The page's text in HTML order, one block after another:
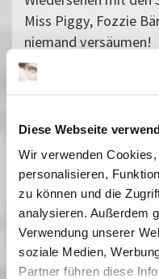
Diese Webseite
Wir verwenden
personalisieren,
zu können und die
analysieren. Außerdem
Verwendung unserer
soziale Medien,
Partner führen diese
Miss Piggy, Fozzie
niemand versäumen!
Kartenreservierung
(FSK 0, empfohlen ab
12 Dezember 2021|
17 Dezember 2022|
18 Dezember 2022
16 Dezember 2023|
17 Dezember 2023|
21 Dezember 2024|